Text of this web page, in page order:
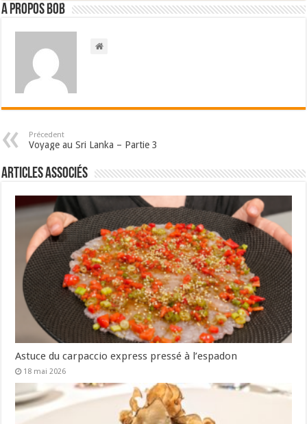
A propos bOb
Précedent
Voyage au Sri Lanka – Partie 3
Articles associés
Astuce du carpaccio express pressé à l’espadon
18 mai 2026